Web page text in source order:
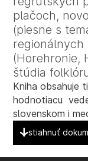
plačoch,
(piesne s
(Horehronie,
štúdia
Kniha obsahuje
hodnotiacu
slovenskom i
stiahnuť